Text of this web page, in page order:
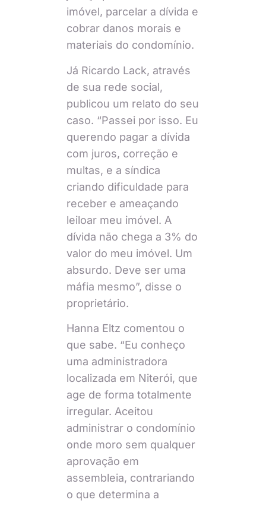
imóvel, parcelar a dívida e
cobrar danos morais e
materiais do condomínio.
Já Ricardo Lack, através
de sua rede social,
publicou um relato do seu
caso. “Passei por isso. Eu
querendo pagar a dívida
com juros, correção e
multas, e a síndica
criando dificuldade para
receber e ameaçando
leiloar meu imóvel. A
dívida não chega a 3% do
valor do meu imóvel. Um
absurdo. Deve ser uma
máfia mesmo”, disse o
proprietário.
Hanna Eltz comentou o
que sabe. “Eu conheço
uma administradora
localizada em Niterói, que
age de forma totalmente
irregular. Aceitou
administrar o condomínio
onde moro sem qualquer
aprovação em
assembleia, contrariando
o que determina a